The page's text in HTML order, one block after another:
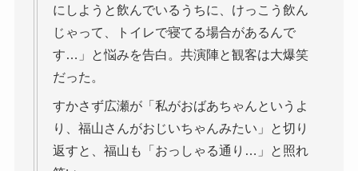
にしようと飲んでいるうちに、けっこう飲ん
じゃって、トイレで寝てる場合があるんで
す…」と悩みを告白。共演陣と観客は大爆笑
だった。
すかさず広瀬が「私がおばあちゃんというよ
り、福山さんがおじいちゃんみたい」と切り
返すと、福山も「おっしゃる通り…」と照れ